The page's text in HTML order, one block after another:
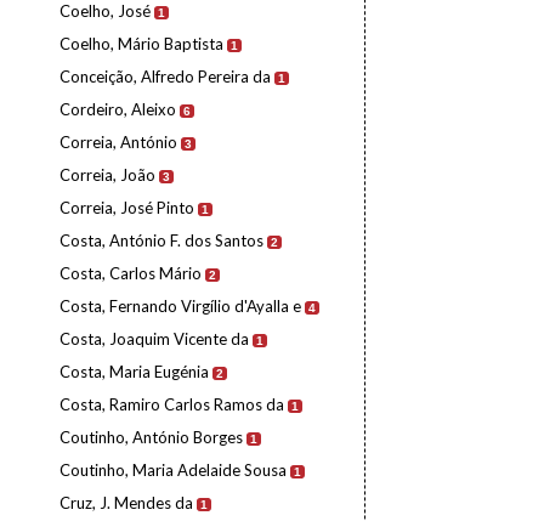
Coelho, José 1
Coelho, Mário Baptista 1
Conceição, Alfredo Pereira da 1
Cordeiro, Aleixo 6
Correia, António 3
Correia, João 3
Correia, José Pinto 1
Costa, António F. dos Santos 2
Costa, Carlos Mário 2
Costa, Fernando Virgílio d'Ayalla e 4
Costa, Joaquim Vicente da 1
Costa, Maria Eugénia 2
Costa, Ramiro Carlos Ramos da 1
Coutinho, António Borges 1
Coutinho, Maria Adelaide Sousa 1
Cruz, J. Mendes da 1